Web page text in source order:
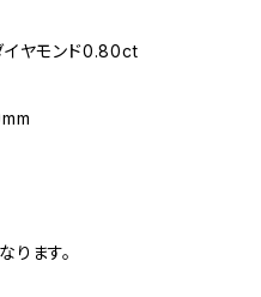
イヤモンド0.80ct
ます。